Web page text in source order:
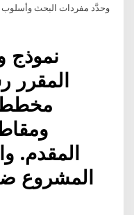
وحدَّد مفردات البحث وأسلوب
المقدم.
المشروع